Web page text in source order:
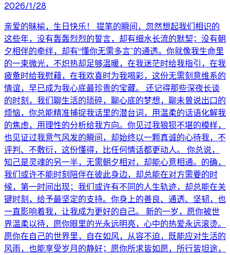
2026/1/28
亲爱的昧榆，生日快乐！ 提笔的瞬间，忽然想起我们相识的
这些年，没有轰轰烈烈的誓言，却有细水长流的默契；没有朝
夕相伴的牵绊，却有“懂你无需多言”的通透。你就像我生命里
的一束微光，不炽热却足够温暖，在我迷茫时给我指引，在我
疲惫时给我慰藉，在我欢喜时为我喝彩，这份无需刻意维系的
情谊，早已成为我心底最珍贵的宝藏。 还记得那些深夜长谈
的时刻，我们聊生活的琐碎，聊心底的梦想，聊未曾说出口的
烦恼，你总能精准捕捉我话里的潜台词，用温柔的话语化解我
的焦虑，用理性的分析给我方向。你见过我狼狈不堪的模样，
也见证过我意气风发的瞬间，却始终以一颗真诚的心待我，不
评判、不敷衍，这份懂得，比任何情话都更动人。 你总说，
知己是灵魂的另一半，无需朝夕相对，却能心意相通。的确，
我们或许不能时刻陪伴在彼此身边，却总能在对方需要的时
候，第一时间出现；我们或许有不同的人生轨迹，却总能在关
键时刻，给予最坚定的支持。你身上的善良、通透、坚韧，也
一直影响着我，让我成为更好的自己。 新的一岁，愿你被世
界温柔以待，愿你眼里的光永远明亮，心中的热爱永远滚烫。
愿你在自己的世界里，自在如风，从容不迫，既能应对生活的
风雨，也能享受岁月的静好；愿你所求皆如愿，所行皆坦途，